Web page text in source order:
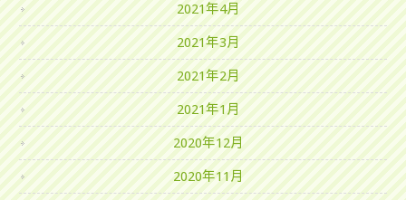
2021年4月
2021年3月
2021年2月
2021年1月
2020年12月
2020年11月